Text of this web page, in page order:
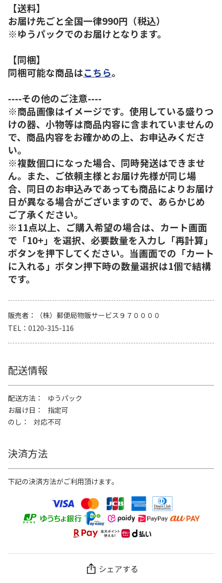
【送料】
お届け先ごと全国一律990円（税込）
※ゆうパックでのお届けとなります。
【同梱】
同梱可能な商品はこちら。
----その他のご注意----
※商品画像はイメージです。使用している盛りつ
けの器、小物等は商品内容に含まれていませんの
で、商品内容をお確かめの上、お申込みくださ
い。
※複数個口になった場合、同時発送はできませ
ん。また、ご依頼主様とお届け先様が同じ場
合、同日のお申込みであっても商品によりお届け
日が異なる場合がございますので、あらかじめ
ご了承ください。
※11点以上、ご購入希望の場合は、カート画面
で「10+」を選択、必要数量を入力し「再計算」
ボタンを押下してください。当画面での「カート
に入れる」ボタン押下時の数量選択は1個で結構
です。
販売者
（株）郵便局物販サービス９７００００
TEL
0120-315-116
配送情報
配送方法
ゆうパック
お届け日
指定可
のし
対応不可
決済方法
下記の決済方法がご利用頂けます。
シェアする